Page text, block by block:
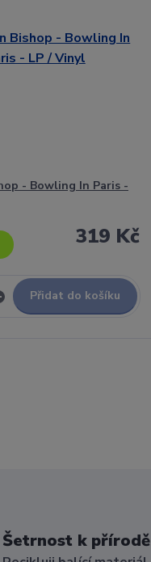
- Bowling In Paris -
319 Kč
Přidat do košíku
Šetrnost k přírodě